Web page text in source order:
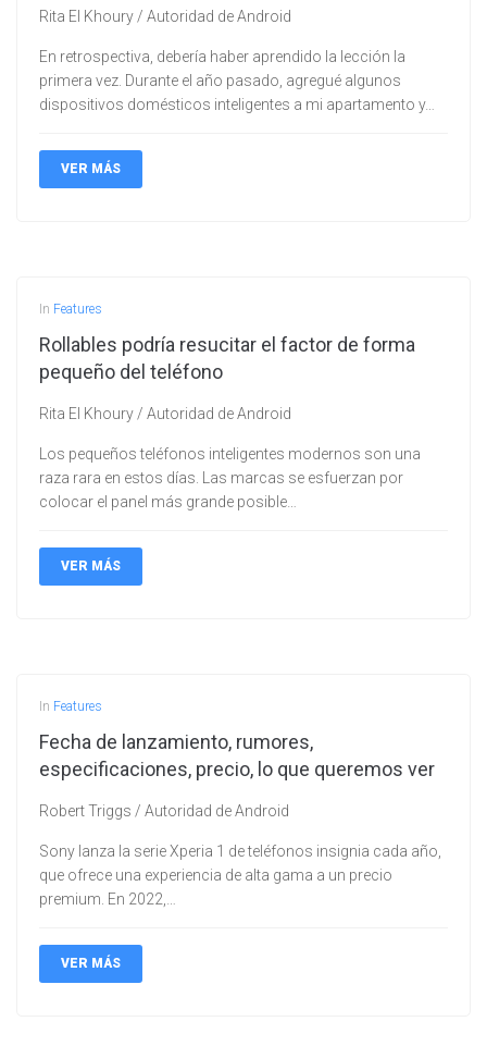
Rita El Khoury / Autoridad de Android
En retrospectiva, debería haber aprendido la lección la
primera vez. Durante el año pasado, agregué algunos
dispositivos domésticos inteligentes a mi apartamento y…
VER MÁS
In Features
Rollables podría resucitar el factor de forma
pequeño del teléfono
Rita El Khoury / Autoridad de Android
Los pequeños teléfonos inteligentes modernos son una
raza rara en estos días. Las marcas se esfuerzan por
colocar el panel más grande posible…
VER MÁS
In Features
Fecha de lanzamiento, rumores,
especificaciones, precio, lo que queremos ver
Robert Triggs / Autoridad de Android
Sony lanza la serie Xperia 1 de teléfonos insignia cada año,
que ofrece una experiencia de alta gama a un precio
premium. En 2022,…
VER MÁS